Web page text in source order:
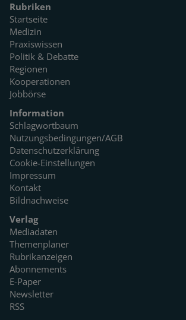
Rubriken
Startseite
Medizin
Praxiswissen
Politik & Debatte
Regionen
Kooperationen
Jobbörse
Information
Schlagwortbaum
Nutzungsbedingungen/AGB
Datenschutzerklärung
Cookie-Einstellungen
Impressum
Kontakt
Bildnachweise
Verlag
Mediadaten
Themenplaner
Rubrikanzeigen
Abonnements
E-Paper
Newsletter
RSS